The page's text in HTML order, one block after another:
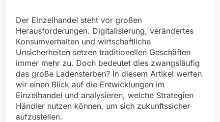
Der Einzelhandel steht vor großen
Herausforderungen. Digitalisierung, verändertes
Konsumverhalten und wirtschaftliche
Unsicherheiten setzen traditionellen Geschäften
immer mehr zu. Doch bedeutet dies zwangsläufig
das große Ladensterben? In diesem Artikel werfen
wir einen Blick auf die Entwicklungen im
Einzelhandel und analysieren, welche Strategien
Händler nutzen können, um sich zukunftssicher
aufzustellen.